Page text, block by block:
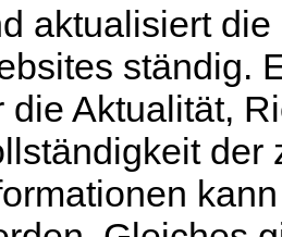
aktualisiert
ständig.
die Aktualität,
der